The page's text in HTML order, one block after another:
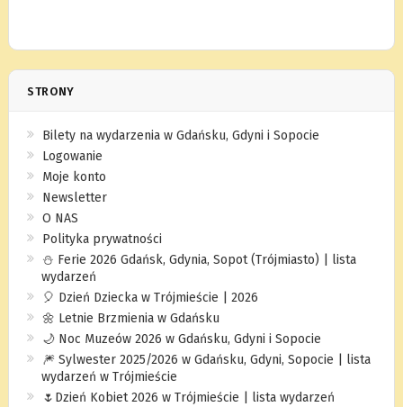
STRONY
Bilety na wydarzenia w Gdańsku, Gdyni i Sopocie
Logowanie
Moje konto
Newsletter
O NAS
Polityka prywatności
⛄️ Ferie 2026 Gdańsk, Gdynia, Sopot (Trójmiasto) | lista
wydarzeń
🎈 Dzień Dziecka w Trójmieście | 2026
🌼 Letnie Brzmienia w Gdańsku
🌙 Noc Muzeów 2026 w Gdańsku, Gdyni i Sopocie
🎆 Sylwester 2025/2026 w Gdańsku, Gdyni, Sopocie | lista
wydarzeń w Trójmieście
🌷Dzień Kobiet 2026 w Trójmieście | lista wydarzeń